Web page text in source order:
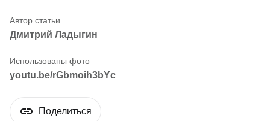
Дмитрий Ладыгин
youtu.be/rGbmoih3bYc
Поделиться